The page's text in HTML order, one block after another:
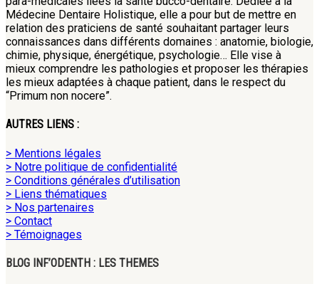
Médecine Dentaire Holistique, elle a pour but de mettre en
relation des praticiens de santé souhaitant partager leurs
connaissances dans différents domaines : anatomie, biologie,
chimie, physique, énergétique, psychologie… Elle vise à
mieux comprendre les pathologies et proposer les thérapies
les mieux adaptées à chaque patient, dans le respect du
“Primum non nocere”.
AUTRES LIENS :
> Mentions légales
> Notre politique de confidentialité
> Conditions générales d’utilisation
> Liens thématiques
> Nos partenaires
> Contact
> Témoignages
BLOG INF’ODENTH : LES THEMES